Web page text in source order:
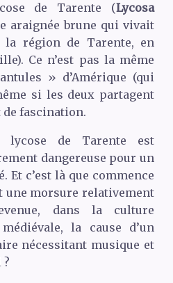
de Tarente (Lycosa
araignée brune qui vivait
la région de Tarente, en
Ce n’est pas la même
» d’Amérique (qui
si les deux partagent
de fascination.
de Tarente est
dangereuse pour un
Et c’est là que commence
une morsure relativement
dans la culture
la cause d’un
nécessitant musique et